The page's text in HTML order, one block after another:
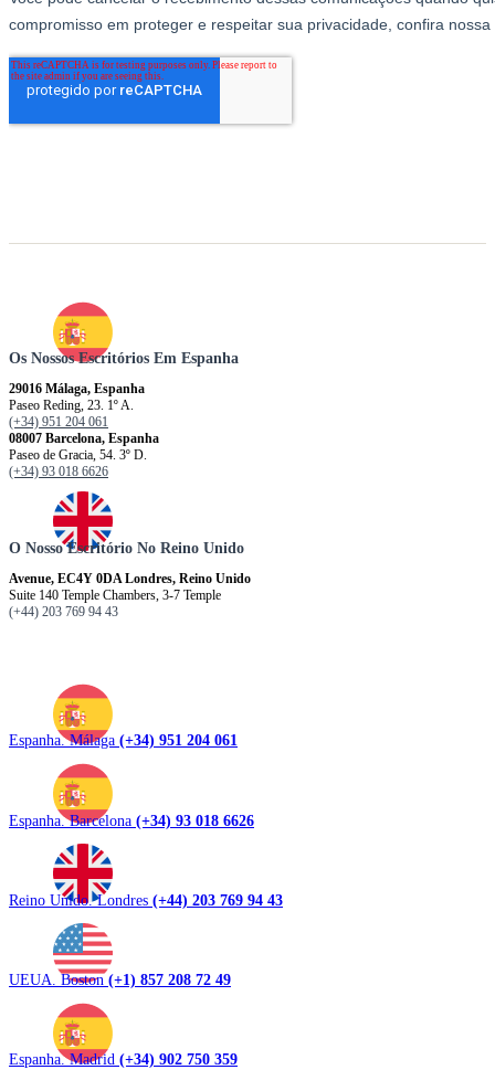
Os Nossos Escritórios Em Espanha
29016 Málaga, Espanha
Paseo Reding, 23. 1º A.
(+34) 951 204 061
08007 Barcelona, ​​​​​Espanha
Paseo de Gracia, 54. 3º D.
(+34) 93 018 6626
O Nosso Escritório No Reino Unido
Avenue, EC4Y 0DA Londres, Reino Unido
Suite 140 Temple Chambers, 3-7 Temple
(+44) 203 769 94 43
Espanha. Málaga (+34) 951 204 061
Espanha. Barcelona (+34) 93 018 6626
Reino Unido. Londres (+44) 203 769 94 43
UEUA. Boston(+1) 857 208 72 49
Espanha. Madrid (+34) 902 750 359